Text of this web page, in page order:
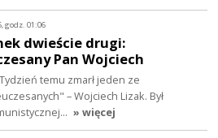
godz. 01:06
dwieście drugi:
Pan Wojciech
temu zmarł jeden ze
– Wojciech Lizak. Był
» więcej